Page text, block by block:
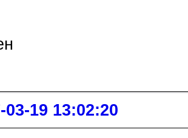
03-19 13:02:20